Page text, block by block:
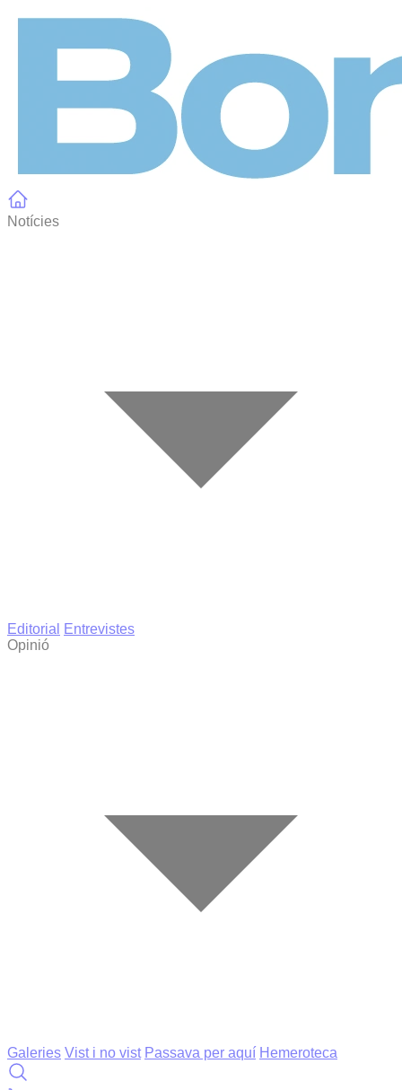
Notícies
Editorial
Entrevistes
Opinió
Galeries Vist i no vist Passava per aquí Hemeroteca